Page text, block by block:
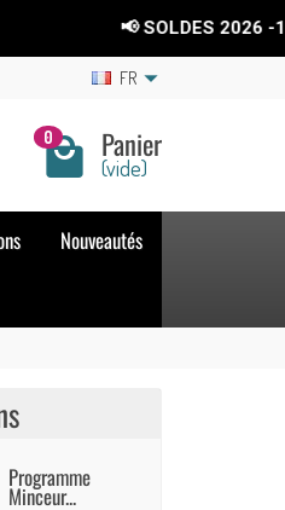
📢 SOLDES 2026-15% sur
FR
0 Panier
(vide)
Nouveautés
Programme
Minceur...